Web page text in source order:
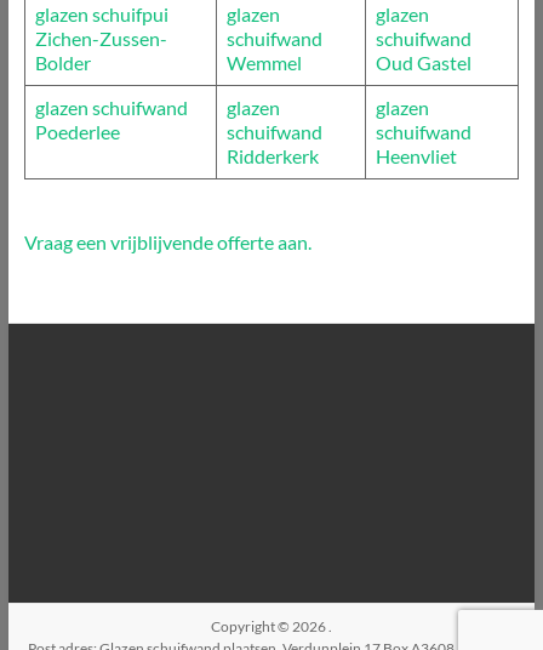
glazen schuifpui
Zichen-Zussen-
Bolder
glazen
schuifwand
Wemmel
glazen
schuifwand
Oud Gastel
glazen schuifwand
Poederlee
glazen
schuifwand
Ridderkerk
glazen
schuifwand
Heenvliet
Vraag een vrijblijvende offerte aan.
Copyright © 2026